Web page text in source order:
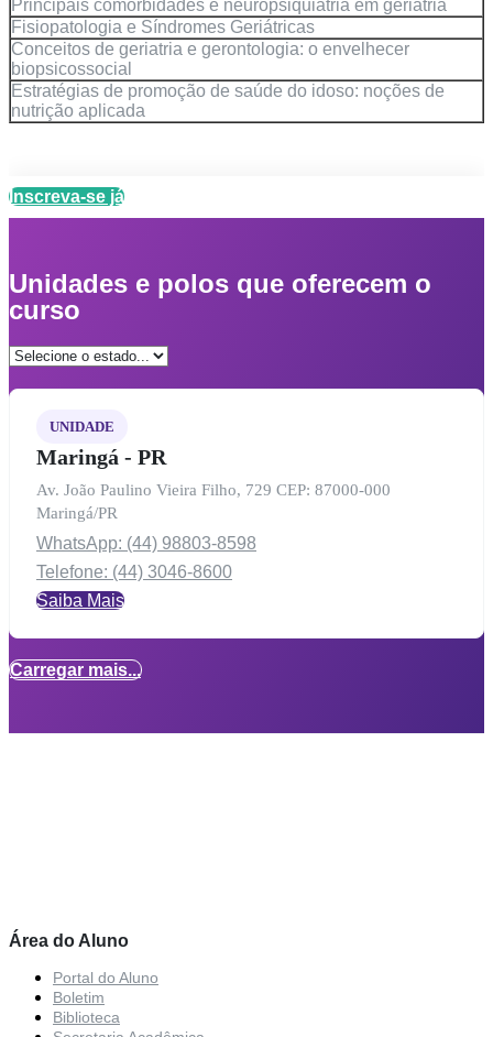
Principais comorbidades e neuropsiquiatria em geriatria
Fisiopatologia e Síndromes Geriátricas
Conceitos de geriatria e gerontologia: o envelhecer
biopsicossocial
Estratégias de promoção de saúde do idoso: noções de
nutrição aplicada
Inscreva-se já
Unidades e polos que oferecem o
curso
UNIDADE
Maringá - PR
Av. João Paulino Vieira Filho, 729 CEP: 87000-000
Maringá/PR
WhatsApp: (44) 98803-8598
Telefone: (44) 3046-8600
Saiba Mais
Carregar mais...
Área do Aluno
Portal do Aluno
Boletim
Biblioteca